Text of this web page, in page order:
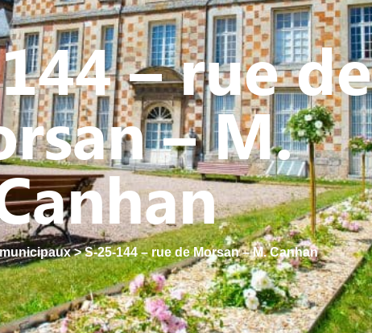
– rue de
– M.
>S-25-144 – rue de Morsan – M. Canhan